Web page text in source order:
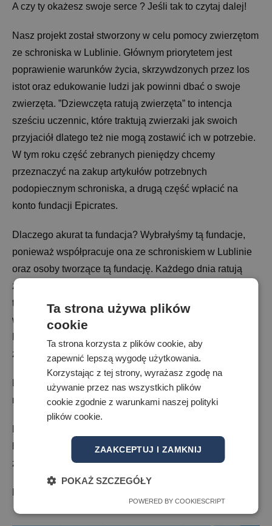
A czy ty okażesz swoje serce ? Jeśli tak to czytaj dalej!
Nasz projekt został stworzony w celu pomocy zwierzętom
ze schroniska w Lublinie. Głównym priorytetem jest
poprawienie warunków życia, skrzywdzonych przez los
istot oraz edukowanie ludzi jak powinni dbać o swoje
zwierzęta. ”Dziewczęta ratują zwierzęta” to intencja
sześciu uczennic, które traktują zwierzaki jak swoich
przyjaciół dlatego też nie mogą zostawić ich w potrzebie.
W tym roku część zebranych pieniędzy chcemy
przeznaczyć na zakup artykułów potrzebnych
podopiecznym schroniska, a drugą część wpłacić na
konto fundacji Epicrates.
Dlaczego akurat ta fundacja? Wybrałyśmy tą fundacje,
ponieważ współpracuje ona ze schroniskiem w Lublinie
oraz osoby tworzące tą fundację. Każdego dnia ratują
życie zwierząt egzotycznych. Chcemy nakreślić ten
temat, ponieważ wielu ludzi nie zdaje sobie sprawy jak
wiele takich osobników trafia do schroniska. Niestety w
zwierząt egzotycznych zlokalizowany w Lublinie.
Liczymy na wasza pomoc! Zwierzaki zawsze mają
nadzieję, że wydarzy się coś dobrego!
https://allegrolokalnie.pl/zbiorka/dziewczeta-ratuja-
zwierzeta
Ta strona używa plików
cookie
Ta strona korzysta z plików cookie, aby
zapewnić lepszą wygodę użytkowania.
Korzystając z tej strony, wyrażasz zgodę na
używanie przez nas wszystkich plików
cookie zgodnie z warunkami naszej polityki
plików cookie.
ZAAKCEPTUJ I ZAMKNIJ
POKAŻ SZCZEGÓŁY
POWERED BY COOKIESCRIPT